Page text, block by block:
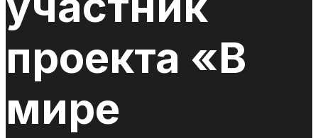
проекта «В
мире